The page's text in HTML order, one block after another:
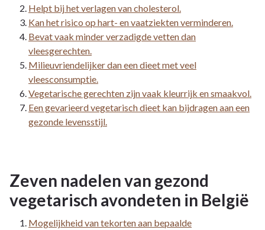
Helpt bij het verlagen van cholesterol.
Kan het risico op hart- en vaatziekten verminderen.
Bevat vaak minder verzadigde vetten dan
vleesgerechten.
Milieuvriendelijker dan een dieet met veel
vleesconsumptie.
Vegetarische gerechten zijn vaak kleurrijk en smaakvol.
Een gevarieerd vegetarisch dieet kan bijdragen aan een
gezonde levensstijl.
Zeven nadelen van gezond
vegetarisch avondeten in België
Mogelijkheid van tekorten aan bepaalde